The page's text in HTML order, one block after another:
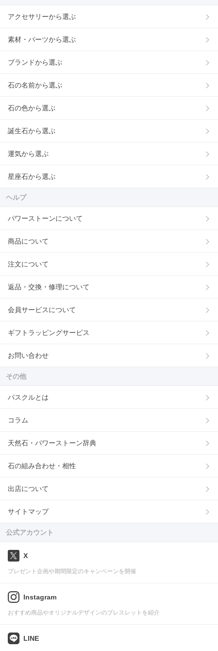
アクセサリーから選ぶ
素材・パーツから選ぶ
ブランドから選ぶ
石の名前から選ぶ
石の色から選ぶ
誕生石から選ぶ
運気から選ぶ
星座石から選ぶ
ヘルプ
パワーストーンについて
商品について
注文について
返品・交換・修理について
会員サービスについて
ギフトラッピングサービス
お問い合わせ
その他
パスクルとは
コラム
天然石・パワーストーン辞典
石の組み合わせ・相性
出店について
サイトマップ
公式アカウント
X
プレゼント企画や期間限定のキャンペーンを開催
Instagram
おすすめ商品やオリジナルデザインのブレスレットを紹介
LINE